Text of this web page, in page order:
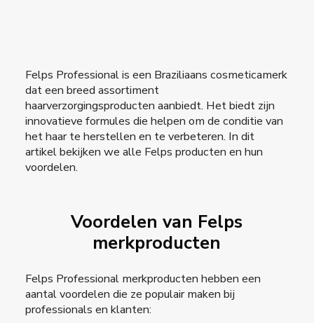
Felps Professional is een Braziliaans cosmeticamerk
dat een breed assortiment
haarverzorgingsproducten aanbiedt. Het biedt zijn
innovatieve formules die helpen om de conditie van
het haar te herstellen en te verbeteren. In dit
artikel bekijken we alle Felps producten en hun
voordelen.
Voordelen van Felps
merkproducten
Felps Professional merkproducten hebben een
aantal voordelen die ze populair maken bij
professionals en klanten: